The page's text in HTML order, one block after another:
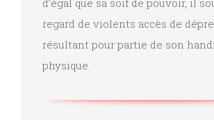
d’égal que sa soif de pouvoir, il
regard de violents accès de
résultant pour partie de son
physique.